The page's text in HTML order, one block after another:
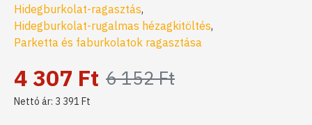
Hidegburkolat-ragasztás,
Hidegburkolat-rugalmas hézagkitöltés,
Parketta és faburkolatok ragasztása
4 307 Ft 6 152 Ft
Nettó ár: 3 391 Ft